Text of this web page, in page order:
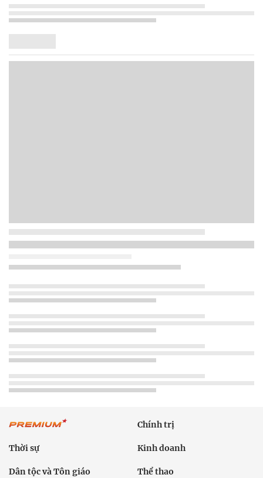
Chính trị
Thời sự Kinh doanh
Dân tộc và Tôn giáo Thể thao